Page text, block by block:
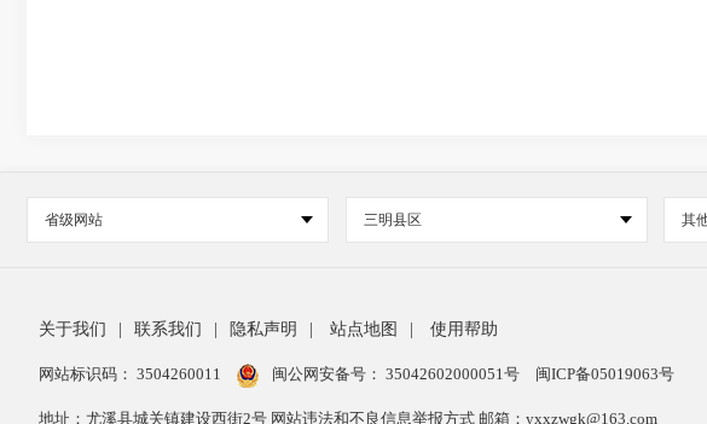
省级网站 三明县区 其
关于我们 联系我们 隐私声明 站点地图 使用帮助
网站标识码： 3504260011 闽公网安备号： 35042602000051号 闽ICP备05019063号
地址：尤溪县城关镇建设西街2号 网站违法和不良信息举报方式 邮箱：yxxzwgk@163.com